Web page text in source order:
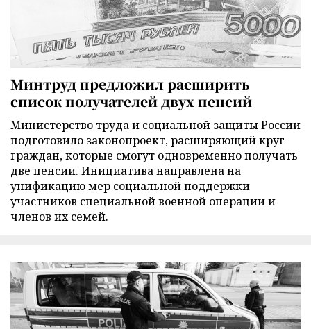
Минтруд предложил расширить
список получателей двух пенсий
Министерство труда и социальной защиты России
подготовило законопроект, расширяющий круг
граждан, которые смогут одновременно получать
две пенсии. Инициатива направлена на
унификацию мер социальной поддержки
участников специальной военной операции и
членов их семей.